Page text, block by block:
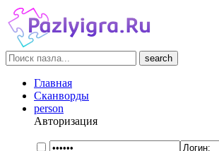
search
Главная
Сканворды
person
Авторизация